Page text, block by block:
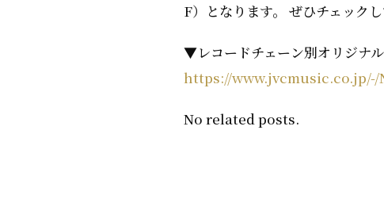
F）となります。 ぜひチェック
▼レコードチェーン別オリジナ
https://www.jvcmusic.co.jp/-/
No related posts.